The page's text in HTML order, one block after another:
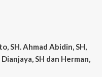
, SH. Ahmad Abidin , SH,
Dianjaya , SH dan Herman,